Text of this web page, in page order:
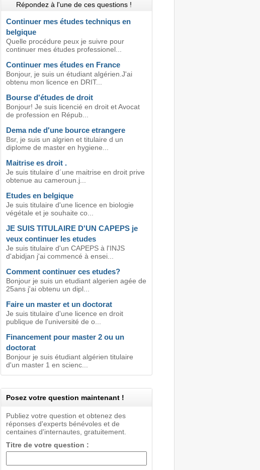
Répondez à l'une de ces questions !
Continuer mes études techniqus en
belgique
Quelle procédure peux je suivre pour
continuer mes études professionel...
Continuer mes études en France
Bonjour, je suis un étudiant algérien.J'ai
obtenu mon licence en DRIT...
Bourse d'études de droit
Bonjour! Je suis licencié en droit et Avocat
de profession en Répub...
Dema nde d'une bource etrangere
Bsr, je suis un algrien et titulaire d un
diplome de master en hygiene...
Maitrise es droit .
Je suis titulaire d´une maitrise en droit prive
obtenue au cameroun.j...
Etudes en belgique
Je suis titulaire d'une licence en biologie
végétale et je souhaite co...
JE SUIS TITULAIRE D'UN CAPEPS je
veux continuer les etudes
Je suis titulaire d'un CAPEPS à l'INJS
d'abidjan j'ai commencé à ensei...
Comment continuer ces etudes?
Bonjour je suis un etudiant algerien agée de
25ans j'ai obtenu un dipl...
Faire un master et un doctorat
Je suis titulaire d'une licence en droit
publique de l'université de o...
Financement pour master 2 ou un
doctorat
Bonjour je suis étudiant algérien titulaire
d'un master 1 en scienc...
Posez votre question maintenant !
Publiez votre question et obtenez des
réponses d'experts bénévoles et de
centaines d'internautes, gratuitement.
Titre de votre question :